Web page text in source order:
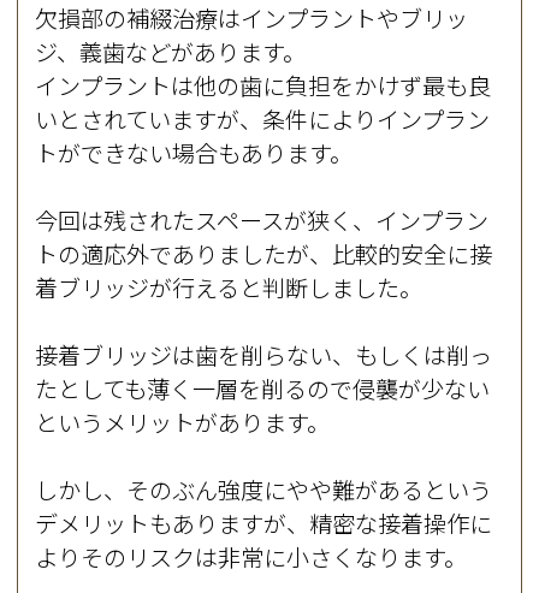
欠損部の補綴治療はインプラントやブリッ
ジ、義歯などがあります。
インプラントは他の歯に負担をかけず最も良
いとされていますが、条件によりインプラン
トができない場合もあります。
今回は残されたスペースが狭く、インプラン
トの適応外でありましたが、比較的安全に接
着ブリッジが行えると判断しました。
接着ブリッジは歯を削らない、もしくは削っ
たとしても薄く一層を削るので侵襲が少ない
というメリットがあります。
しかし、そのぶん強度にやや難があるという
デメリットもありますが、精密な接着操作に
よりそのリスクは非常に小さくなります。